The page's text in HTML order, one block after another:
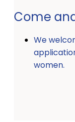
Come
We
women.